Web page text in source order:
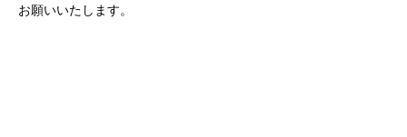
お願いいたします。